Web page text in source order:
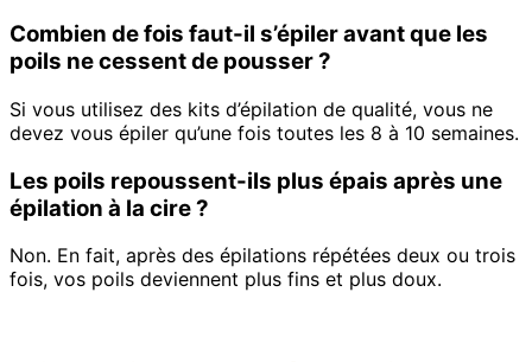
Combien de fois faut-il s’épiler avant que les
poils ne cessent de pousser ?
Si vous utilisez des kits d’épilation de qualité, vous ne
devez vous épiler qu’une fois toutes les 8 à 10 semaines.
Les poils repoussent-ils plus épais après une
épilation à la cire ?
Non. En fait, après des épilations répétées deux ou trois
fois, vos poils deviennent plus fins et plus doux.